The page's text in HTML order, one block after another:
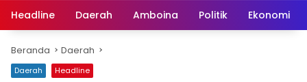
Headline Daerah Amboina Politik Ekonomi
Beranda Daerah
Daerah Headline